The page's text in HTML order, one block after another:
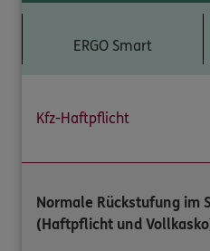
ERGO Smart
Kfz-Haftpflicht
Normale Rückstufung im
(Haftpflicht und